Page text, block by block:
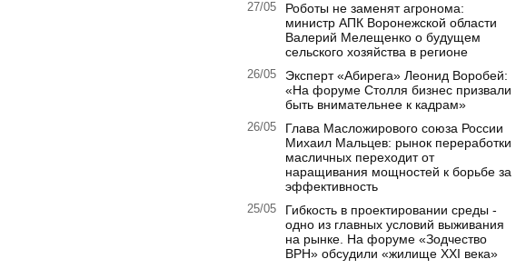
27/05
Роботы не заменят агронома:
министр АПК Воронежской области
Валерий Мелещенко о будущем
сельского хозяйства в регионе
26/05
Эксперт «Абирега» Леонид Воробей:
«На форуме Столля бизнес призвали
быть внимательнее к кадрам»
26/05
Глава Масложирового союза России
Михаил Мальцев: рынок переработки
масличных переходит от
наращивания мощностей к борьбе за
эффективность
25/05
Гибкость в проектировании среды -
одно из главных условий выживания
на рынке. На форуме «Зодчество
ВРН» обсудили «жилище XXI века»